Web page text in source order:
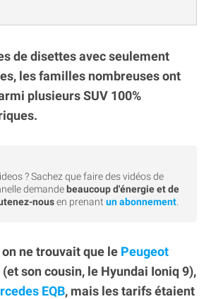
de disettes avec seulement
les familles nombreuses ont
plusieurs SUV 100%
? Sachez que faire des vidéos de
demande beaucoup d'énergie et de
nousen prenant un abonnement
on ne trouvait que le Peugeot
(et son cousin, le Hyundai Ioniq 9),
EQB, mais les tarifs étaient